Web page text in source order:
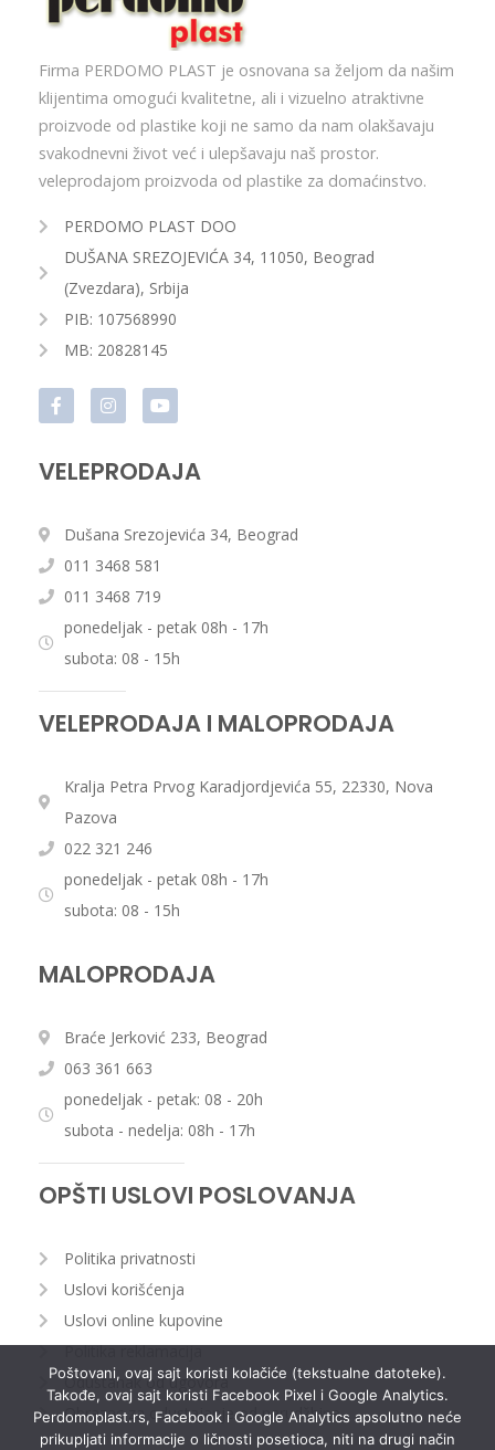
Firma PERDOMO PLAST je osnovana sa željom da našim
klijentima omogući kvalitetne, ali i vizuelno atraktivne
proizvode od plastike koji ne samo da nam olakšavaju
svakodnevni život već i ulepšavaju naš prostor.
veleprodajom proizvoda od plastike za domaćinstvo.
PERDOMO PLAST DOO
DUŠANA SREZOJEVIĆA 34, 11050, Beograd
(Zvezdara), Srbija
PIB: 107568990
MB: 20828145
VELEPRODAJA
Dušana Srezojevića 34, Beograd
011 3468 581
011 3468 719
ponedeljak - petak 08h - 17h
subota: 08 - 15h
VELEPRODAJA I MALOPRODAJA
Kralja Petra Prvog Karadjordjevića 55, 22330, Nova
Pazova
022 321 246
ponedeljak - petak 08h - 17h
subota: 08 - 15h
MALOPRODAJA
Braće Jerković 233, Beograd
063 361 663
ponedeljak - petak: 08 - 20h
subota - nedelja: 08h - 17h
OPŠTI USLOVI POSLOVANJA
Politika privatnosti
Uslovi korišćenja
Uslovi online kupovine
Politika reklamacija
Odustanak od ugovora
Obrazac za odustajanje od narudžbine
Poštovani, ovaj sajt koristi kolačiće (tekstualne datoteke).
Takođe, ovaj sajt koristi Facebook Pixel i Google Analytics.
Perdomoplast.rs, Facebook i Google Analytics apsolutno neće
prikupljati informacije o ličnosti posetioca, niti na drugi način